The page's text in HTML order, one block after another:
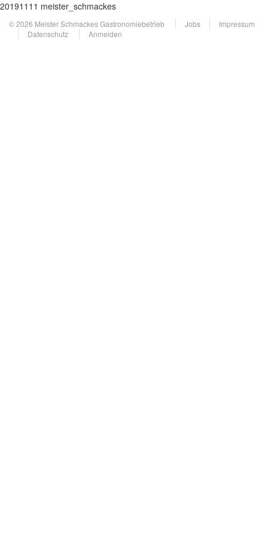
20191111 meister_schmackes
© 2026 Meister Schmackes Gastronomiebetrieb Jobs
Impressum
Datenschutz
Anmelden